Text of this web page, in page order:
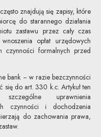
znajdują się zapisy, które
do starannego działania
zastawu przez cały czas
opłat urzędowych
czynności formalnych przed
bank − w razie bezczynności
się do art. 330 k.c. Artykuł ten
uprawnienia
czynności i dochodzenia
do zachowania prawa,